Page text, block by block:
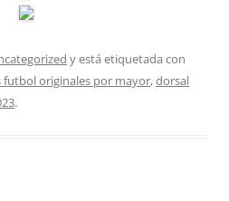
y está etiquetada con
futbol originales por mayor,dorsal
.